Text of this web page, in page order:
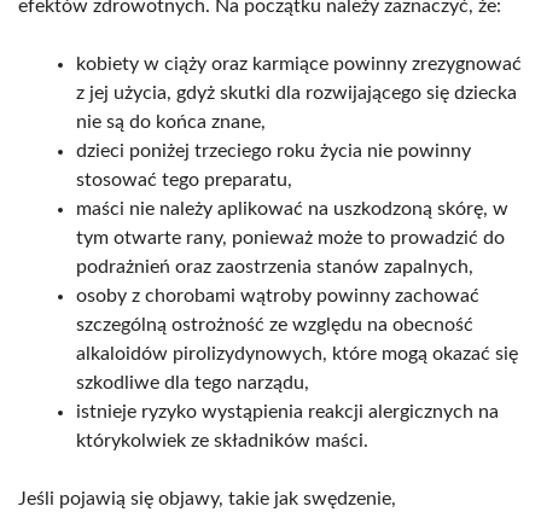
efektów zdrowotnych. Na początku należy zaznaczyć, że:
kobiety w ciąży oraz karmiące powinny zrezygnować
z jej użycia, gdyż skutki dla rozwijającego się dziecka
nie są do końca znane,
dzieci poniżej trzeciego roku życia nie powinny
stosować tego preparatu,
maści nie należy aplikować na uszkodzoną skórę, w
tym otwarte rany, ponieważ może to prowadzić do
podrażnień oraz zaostrzenia stanów zapalnych,
osoby z chorobami wątroby powinny zachować
szczególną ostrożność ze względu na obecność
alkaloidów pirolizydynowych, które mogą okazać się
szkodliwe dla tego narządu,
istnieje ryzyko wystąpienia reakcji alergicznych na
którykolwiek ze składników maści.
Jeśli pojawią się objawy, takie jak swędzenie,